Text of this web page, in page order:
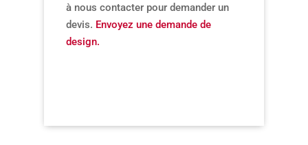
à nous contacter pour demander un
devis. Envoyez une demande de
design.